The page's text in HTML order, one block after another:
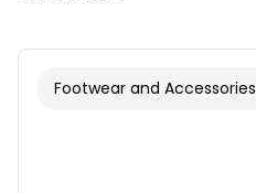
Footwear and Accessories